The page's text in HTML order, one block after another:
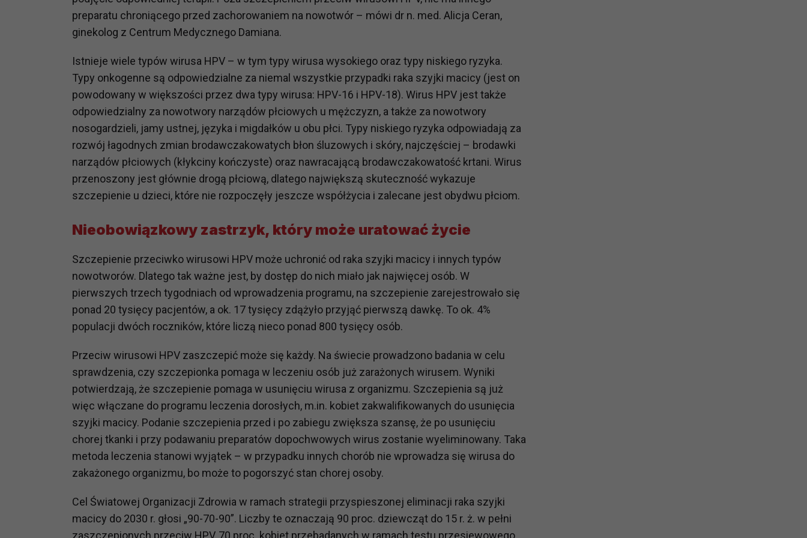
preparatu chroniącego przed zachorowaniem na nowotwór – mówi dr n. med. Alicja Ceran,
ginekolog z Centrum Medycznego Damiana.
Istnieje wiele typów wirusa HPV – w tym typy wirusa wysokiego oraz typy niskiego ryzyka.
Typy onkogenne są odpowiedzialne za niemal wszystkie przypadki raka szyjki macicy (jest on
powodowany w większości przez dwa typy wirusa: HPV-16 i HPV-18). Wirus HPV jest także
odpowiedzialny za nowotwory narządów płciowych u mężczyzn, a także za nowotwory
nosogardzieli, jamy ustnej, języka i migdałków u obu płci. Typy niskiego ryzyka odpowiadają za
rozwój łagodnych zmian brodawczakowatych błon śluzowych i skóry, najczęściej – brodawki
narządów płciowych (kłykciny kończyste) oraz nawracającą brodawczakowatość krtani. Wirus
przenoszony jest głównie drogą płciową, dlatego największą skuteczność wykazuje
szczepienie u dzieci, które nie rozpoczęły jeszcze współżycia i zalecane jest obydwu płciom.
Nieobowiązkowy zastrzyk, który może uratować życie
Szczepienie przeciwko wirusowi HPV może uchronić od raka szyjki macicy i innych typów
nowotworów. Dlatego tak ważne jest, by dostęp do nich miało jak najwięcej osób. W
pierwszych trzech tygodniach od wprowadzenia programu, na szczepienie zarejestrowało się
ponad 20 tysięcy pacjentów, a ok. 17 tysięcy zdążyło przyjąć pierwszą dawkę. To ok. 4%
populacji dwóch roczników, które liczą nieco ponad 800 tysięcy osób.
Przeciw wirusowi HPV zaszczepić może się każdy. Na świecie prowadzono badania w celu
sprawdzenia, czy szczepionka pomaga w leczeniu osób już zarażonych wirusem. Wyniki
potwierdzają, że szczepienie pomaga w usunięciu wirusa z organizmu. Szczepienia są już
więc włączane do programu leczenia dorosłych, m.in. kobiet zakwalifikowanych do usunięcia
szyjki macicy. Podanie szczepienia przed i po zabiegu zwiększa szansę, że po usunięciu
chorej tkanki i przy podawaniu preparatów dopochwowych wirus zostanie wyeliminowany. Taka
metoda leczenia stanowi wyjątek – w przypadku innych chorób nie wprowadza się wirusa do
zakażonego organizmu, bo może to pogorszyć stan chorej osoby.
Cel Światowej Organizacji Zdrowia w ramach strategii przyspieszonej eliminacji raka szyjki
macicy do 2030 r. głosi „90-70-90”. Liczby te oznaczają 90 proc. dziewcząt do 15 r. ż. w pełni
zaszczepionych przeciw HPV, 70 proc. kobiet przebadanych w ramach testu przesiewowego
potrzebom
Komu możemy przekazać dane?
np. agencjom marketingowym, podwykonawcom naszych usług oraz podmiotom uprawnionym do uzyskania danych na podstawie
obowiązującego prawa np. sądy lub organy ścigania – oczywiście tylko gdy wystąpią z żądaniem w oparciu o stosowną podstawę
prawną. Pragniemy też wspomnieć, że na większości stron internetowych dane o ruchu użytkowników zbierane są przez naszych
Zaufanych parterów.
Jakie masz prawa w stosunku do Twoich danych?
Masz między innymi prawo do żądania dostępu do danych, sprostowania, usunięcia lub ograniczenia ich przetwarzania. Możesz
także wycofać zgodę na przetwarzanie danych osobowych, zgłosić sprzeciw oraz skorzystać z innych praw wymienionych
szczegółowo tutaj.
Każde przetwarzanie Twoich danych musi być oparte na właściwej, zgodnej z obowiązującymi przepisami, podstawie prawnej.
Podstawą prawną przetwarzania Twoich danych w celu świadczenia usług, w tym dopasowywania ich do Twoich zainteresowań,
analizowania ich i udoskonalania oraz zapewniania ich bezpieczeństwa jest niezbędność do wykonania umów o ich świadczenie
(tymi umowami są zazwyczaj regulaminy lub podobne dokumenty dostępne w usługach, z których korzystasz). Taką podstawą
prawną dla pomiarów statystycznych i marketingu własnego administratorów jest tzw. uzasadniony interes administratora.
Przetwarzanie Twoich danych w celach marketingowych podmiotów trzecich będzie odbywać się na podstawie Twojej dobrowolnej
zgody.